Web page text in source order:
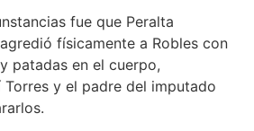
fue que Peralta
físicamente a Robles con
patadas en el cuerpo,
Torres y el padre del imputado